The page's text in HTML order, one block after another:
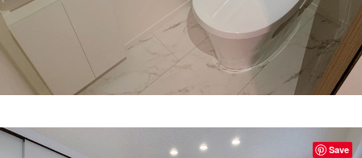
Save